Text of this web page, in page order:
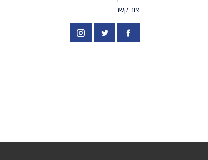
צור קשר
פייסבוק PardesPublish
אינסטגרם